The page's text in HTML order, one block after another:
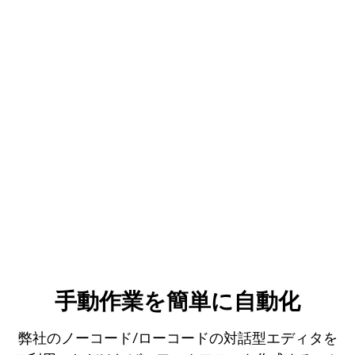
手動作業を簡単に自動化
弊社のノーコード/ローコードの対話型エディタを